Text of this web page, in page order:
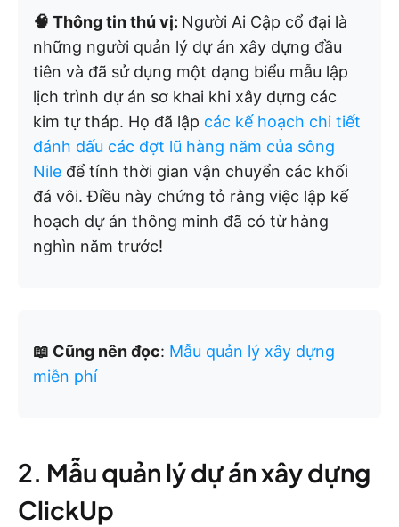
🧠 Thông tin thú vị: Người Ai Cập cổ đại là
những người quản lý dự án xây dựng đầu
tiên và đã sử dụng một dạng biểu mẫu lập
lịch trình dự án sơ khai khi xây dựng các
kim tự tháp. Họ đã lập các kế hoạch chi tiết
đánh dấu các đợt lũ hàng năm của sông
Nile để tính thời gian vận chuyển các khối
đá vôi. Điều này chứng tỏ rằng việc lập kế
hoạch dự án thông minh đã có từ hàng
nghìn năm trước!
📖 Cũng nên đọc: Mẫu quản lý xây dựng
miễn phí
2. Mẫu quản lý dự án xây dựng
ClickUp